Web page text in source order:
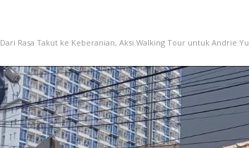
Dari Rasa Takut ke Keberanian, Aksi Walking Tour untuk Andrie